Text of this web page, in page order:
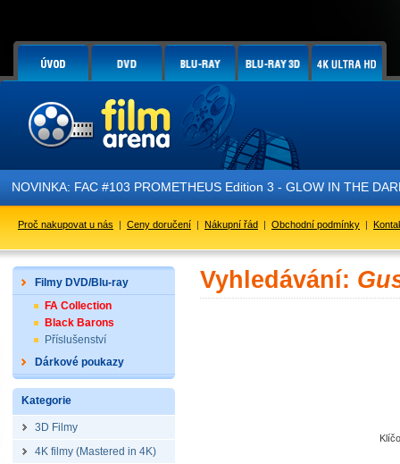
NOVINKA: FAC #103 PROMETHEUS Edition 3 - GLOW IN THE
Proč nakupovat u nás | Ceny doručení | Nákupní řád | Obchodní podmínky |
Filmy DVD/Blu-ray
FA Collection
Black Barons
Příslušenství
Dárkové poukazy
Kategorie
3D Filmy
4K filmy (Mastered in 4K)
Vyhledávání: